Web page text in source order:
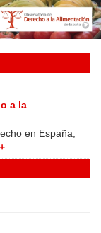
a la
en España,